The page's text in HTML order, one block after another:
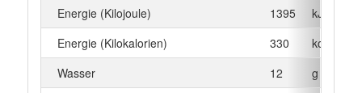
Energie (Kilojoule)
1395
kJ
Energie (Kilokalorien)
330
kcal
Wasser
12
g